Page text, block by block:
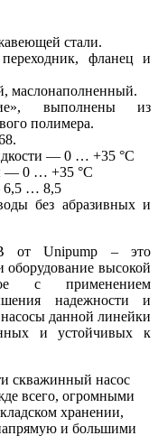
стали.
фланец и
маслонаполненный.
выполнены из
полимера.
— 0 … +35 °С
— 0 … +35 °С
6,5 … 8,5
без абразивных и
от Unipump – это
оборудование высокой
с применением
надежности и
данной линейки
и устойчивых к
скважинный насос
всего, огромными
хранении,
и большими